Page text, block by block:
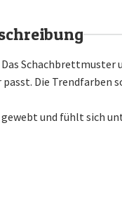
Schachbrettmuster
Die Trendfarben
und fühlt sich